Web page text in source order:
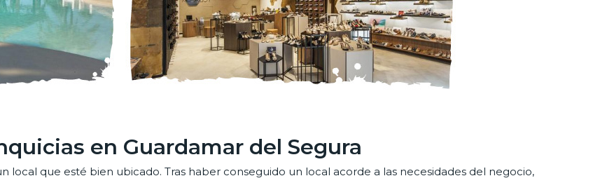
en Guardamar del Segura
local que esté bien ubicado. Tras haber conseguido un local acorde a las necesidades del negocio,